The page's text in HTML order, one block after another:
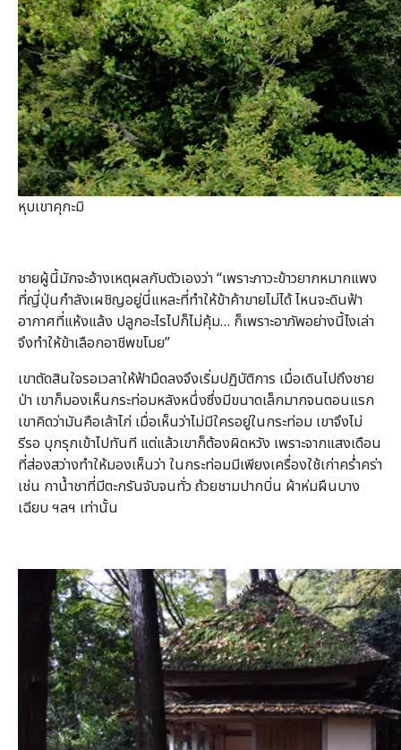
หุบเขาคุกะมิ
ชายผู้นี้มักจะอ้างเหตุผลกับตัวเองว่า “เพราะภาวะข้าวยากหมากแพง
ที่ญี่ปุ่นกำลังเผชิญอยู่นี่แหละที่ทำให้ข้าค้าขายไม่ได้ ไหนจะดินฟ้า
อากาศที่แห้งแล้ง ปลูกอะไรไปก็ไม่คุ้ม… ก็เพราะอาภัพอย่างนี้ไงเล่า
จึงทำให้ข้าเลือกอาชีพขโมย”
เขาตัดสินใจรอเวลาให้ฟ้ามืดลงจึงเริ่มปฏิบัติการ เมื่อเดินไปถึงชาย
ป่า เขาก็มองเห็นกระท่อมหลังหนึ่งซึ่งมีขนาดเล็กมากจนตอนแรก
เขาคิดว่ามันคือเล้าไก่ เมื่อเห็นว่าไม่มีใครอยู่ในกระท่อม เขาจึงไม่
รีรอ บุกรุกเข้าไปทันที แต่แล้วเขาก็ต้องผิดหวัง เพราะจากแสงเดือน
ที่ส่องสว่างทำให้มองเห็นว่า ในกระท่อมมีเพียงเครื่องใช้เก่าคร่ำคร่า
เช่น กาน้ำชาที่มีตะกรันจับจนทั่ว ถ้วยชามปากบิ่น ผ้าห่มผืนบาง
เฉียบ ฯลฯ เท่านั้น